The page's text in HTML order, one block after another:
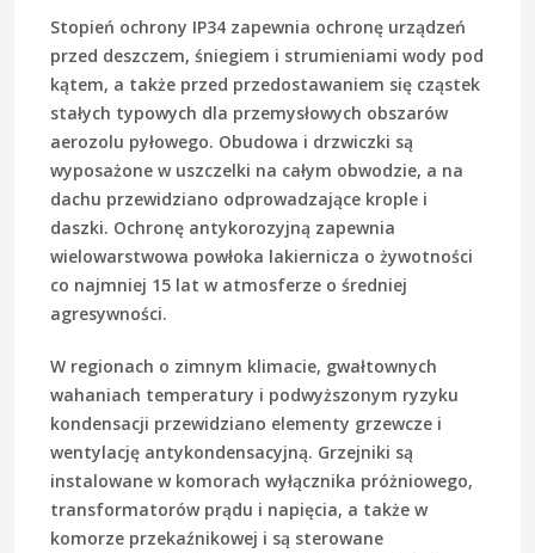
Stopień ochrony IP34 zapewnia ochronę urządzeń
przed deszczem, śniegiem i strumieniami wody pod
kątem, a także przed przedostawaniem się cząstek
stałych typowych dla przemysłowych obszarów
aerozolu pyłowego. Obudowa i drzwiczki są
wyposażone w uszczelki na całym obwodzie, a na
dachu przewidziano odprowadzające krople i
daszki. Ochronę antykorozyjną zapewnia
wielowarstwowa powłoka lakiernicza o żywotności
co najmniej 15 lat w atmosferze o średniej
agresywności.
W regionach o zimnym klimacie, gwałtownych
wahaniach temperatury i podwyższonym ryzyku
kondensacji przewidziano elementy grzewcze i
wentylację antykondensacyjną. Grzejniki są
instalowane w komorach wyłącznika próżniowego,
transformatorów prądu i napięcia, a także w
komorze przekaźnikowej i są sterowane